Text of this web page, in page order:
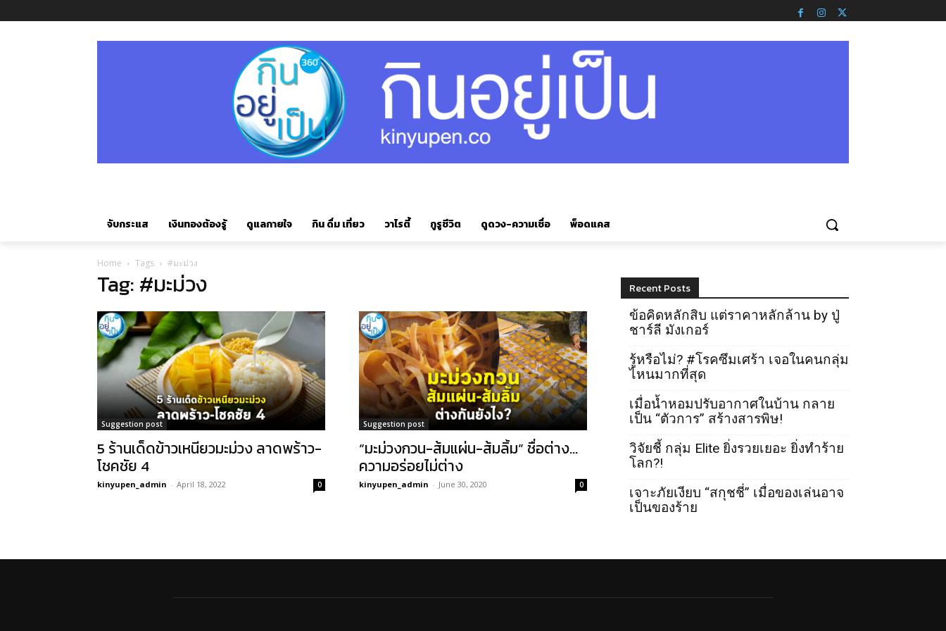
จับกระแส เงินทองต้องรู้ ดูแลกายใจ กิน ดื่ม เที่ยว วาไรตี้ กูรูชีวิต ดูดวง-ความเชื่อ พ็อดแคส
Home Tags #มะม่วง
Tag: #มะม่วง
Suggestion post
5 ร้านเด็ดข้าวเหนียวมะม่วง ลาดพร้าว-
โชคชัย 4
kinyupen_admin - April 18, 2022 0
Suggestion post
“มะม่วงกวน-ส้มแผ่น-ส้มลิ้ม” ชื่อต่าง…
ความอร่อยไม่ต่าง
kinyupen_admin - June 30, 2020 0
Recent Posts
ข้อคิดหลักสิบ แต่ราคาหลักล้าน by ปู่
ชาร์ลี มังเกอร์
รู้หรือไม่? #โรคซึมเศร้า เจอในคนกลุ่ม
ไหนมากที่สุด
เมื่อน้ำหอมปรับอากาศในบ้าน กลาย
เป็น “ตัวการ” สร้างสารพิษ!
วิจัยชี้ กลุ่ม Elite ยิ่งรวยเยอะ ยิ่งทำร้าย
โลก?!
เจาะภัยเงียบ “สกุชชี่” เมื่อของเล่นอาจ
เป็นของร้าย